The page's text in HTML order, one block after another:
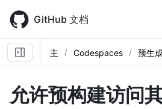
main
content
GitHub 文档
主 Codespaces 预生
允许预构建访问